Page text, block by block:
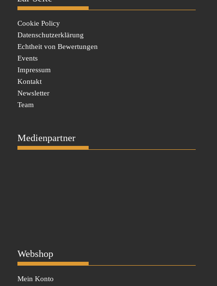
Cookie Policy
Datenschutzerklärung
Echtheit von Bewertungen
Events
Impressum
Kontakt
Newsletter
Team
Medienpartner
Webshop
Mein Konto